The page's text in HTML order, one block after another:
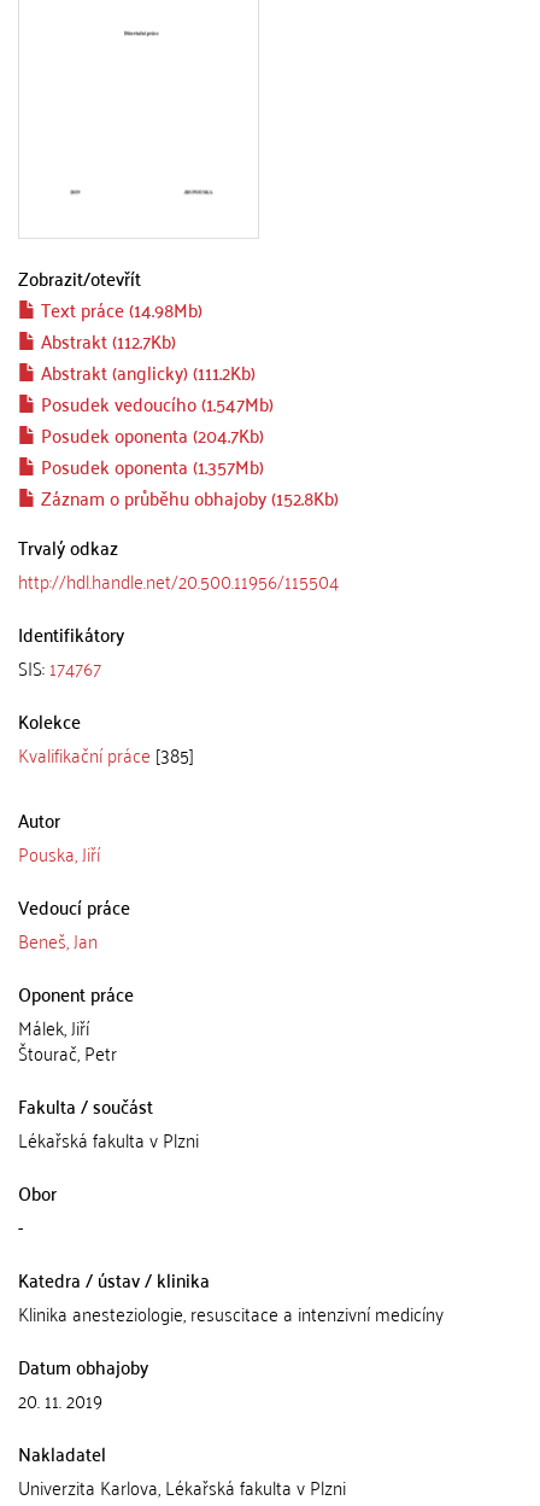
Zobrazit/otevřít
Text práce (14.98Mb)
Abstrakt (112.7Kb)
Abstrakt (anglicky) (111.2Kb)
Posudek vedoucího (1.547Mb)
Posudek oponenta (204.7Kb)
Posudek oponenta (1.357Mb)
Záznam o průběhu obhajoby (152.8Kb)
Trvalý odkaz
http://hdl.handle.net/20.500.11956/115504
Identifikátory
SIS:174767
Kolekce
Kvalifikační práce [385]
Autor
Pouska, Jiří
Vedoucí práce
Beneš, Jan
Oponent práce
Málek, Jiří
Štourač, Petr
Fakulta / součást
Lékařská fakulta v Plzni
Obor
-
Katedra / ústav / klinika
Klinika anesteziologie, resuscitace a intenzivní medicíny
Datum obhajoby
20. 11. 2019
Nakladatel
Univerzita Karlova, Lékařská fakulta v Plzni